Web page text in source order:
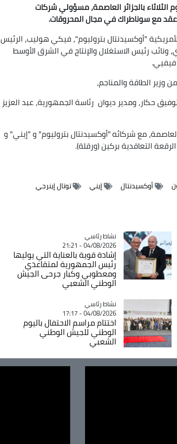
الثلاثاء بالجزائر العاصمة، مسؤولي شركات
مع سوناطراك في مجال المحروقات.
"أوكسيدنتال بتروليوم"، فيكي هوليب، الرئيس
ونائب رئيس الاستغلال والإنتاج في الشرق الأوسط
فيفيي.
الطاقة والمناجم،
حكار، ومدير ديوان رئاسة الجمهورية، عبد العزيز
مع شركائه "أوكسيدنتال بتروليوم" و "إيني" و
أوكسيدنتال إيني توتال إينرجي
Catégorie
نشاط رئاسي
04/08/2026 - 21:21
إشادة قوية بالعناية التي يوليها
رئيس الجمهورية لمتقاعدي
ومعطوبي وكبار جرحى الجيش
الوطني الشعبي
Catégorie
نشاط رئاسي
04/08/2026 - 17:17
اختتام مراسم الاحتفال باليوم
الوطني للجيش الوطني
الشعبي